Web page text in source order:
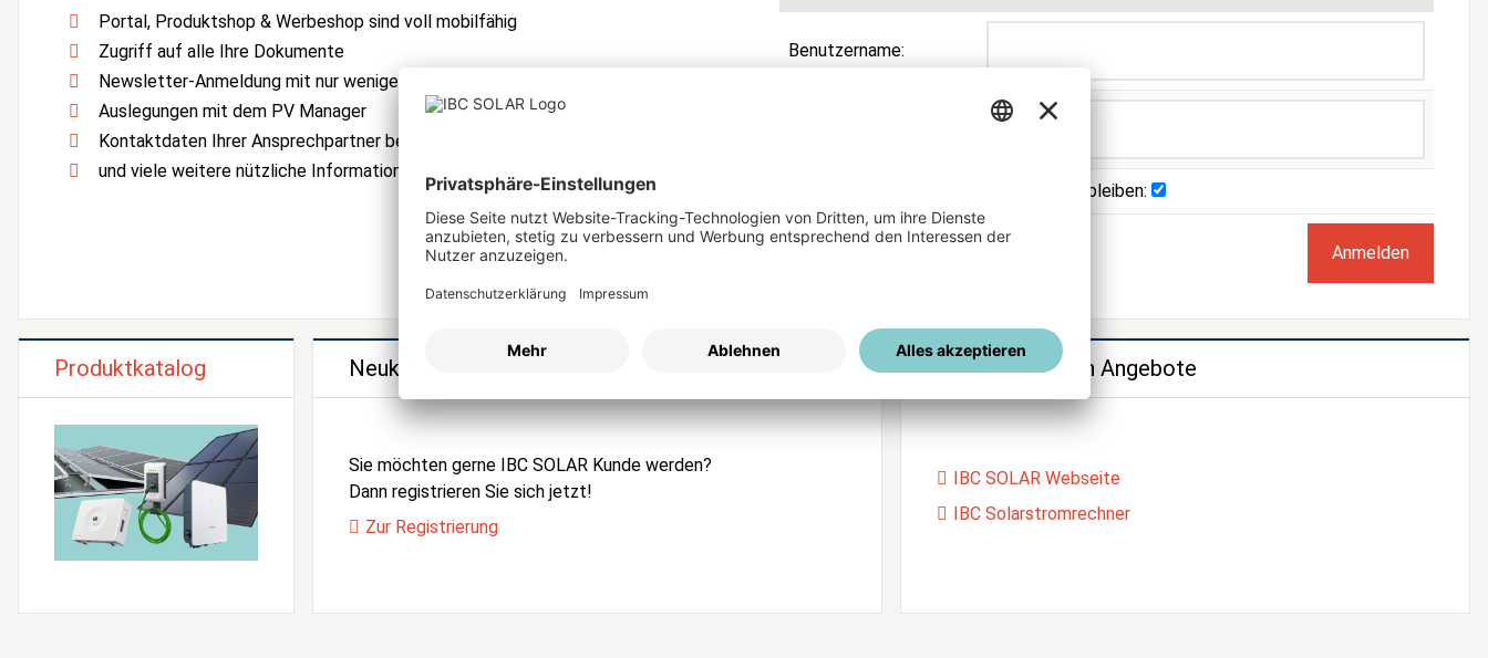
Portal, Produktshop & Werbeshop sind voll mobilfähig
Zugriff auf alle Ihre Dokumente
Newsletter-Anmeldung mit nur wenigen Klicks
Auslegungen mit dem PV Manager
Kontaktdaten Ihrer Ansprechpartner bei IBC SOLAR
und viele weitere nützliche Informationen und Services
Benutzername:
Angemeldet bleiben:
Passwort vergessen?
Produktkatalog Neukunden Registrierung
Sie möchten gerne IBC SOLAR Kunde werden?
Dann registrieren Sie sich jetzt!
Zur Registrierung
Unsere weiteren Angebote
IBC SOLAR Webseite
IBC Solarstromrechner